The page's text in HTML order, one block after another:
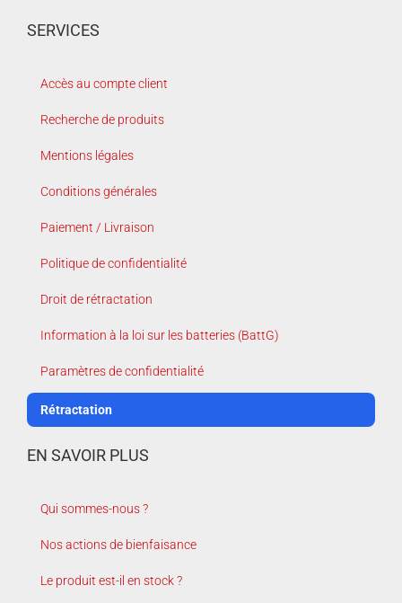
SERVICES
Accès au compte client
Recherche de produits
Mentions légales
Conditions générales
Paiement / Livraison
Politique de confidentialité
Droit de rétractation
Information à la loi sur les batteries (BattG)
Paramètres de confidentialité
Rétractation
EN SAVOIR PLUS
Qui sommes-nous ?
Nos actions de bienfaisance
Le produit est-il en stock ?